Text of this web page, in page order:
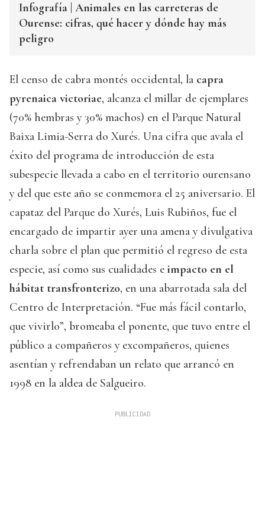
Infografía | Animales en las carreteras de
Ourense: cifras, qué hacer y dónde hay más
peligro
El censo de cabra montés occidental, la capra
pyrenaica victoriae, alcanza el millar de ejemplares
(70% hembras y 30% machos) en el Parque Natural
Baixa Limia-Serra do Xurés. Una cifra que avala el
éxito del programa de introducción de esta
subespecie llevada a cabo en el territorio ourensano
y del que este año se conmemora el 25 aniversario. El
capataz del Parque do Xurés, Luis Rubiños, fue el
encargado de impartir ayer una amena y divulgativa
charla sobre el plan que permitió el regreso de esta
especie, así como sus cualidades e impacto en el
hábitat transfronterizo, en una abarrotada sala del
Centro de Interpretación. “Fue más fácil contarlo,
que vivirlo”, bromeaba el ponente, que tuvo entre el
público a compañeros y excompañeros, quienes
asentían y refrendaban un relato que arrancó en
1998 en la aldea de Salgueiro.